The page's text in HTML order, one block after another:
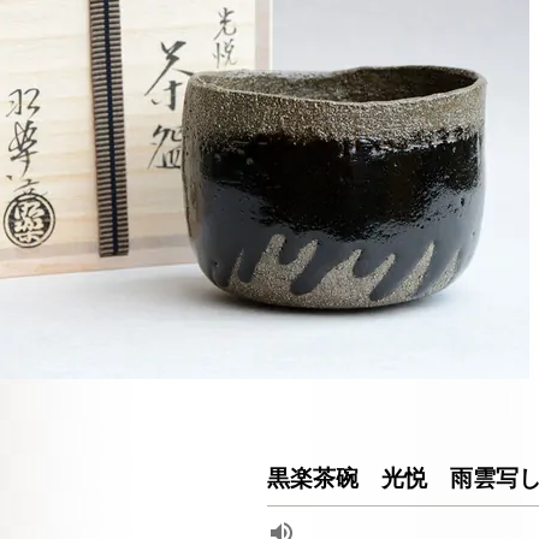
黒楽茶碗 光悦 雨雲写